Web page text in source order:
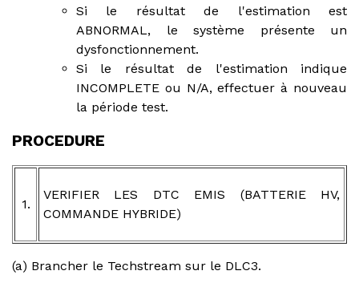
Si le résultat de l'estimation est
ABNORMAL, le système présente un
dysfonctionnement.
Si le résultat de l'estimation indique
INCOMPLETE ou N/A, effectuer à nouveau
la période test.
PROCEDURE
1.
VERIFIER LES DTC EMIS (BATTERIE HV,
COMMANDE HYBRIDE)
(a) Brancher le Techstream sur le DLC3.